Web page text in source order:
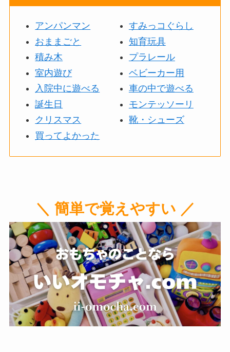
アンパンマン
おままごと
積み木
室内遊び
入院中に遊べる
誕生日
クリスマス
買ってよかった
すみっコぐらし
知育玩具
プラレール
ベビーカー用
車の中で遊べる
モンテッソーリ
靴・シューズ
＼ 簡単で覚えやすい ／